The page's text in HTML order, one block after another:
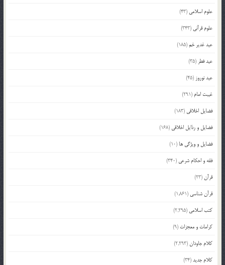
علوم اسلامی (43)
علوم قرآنی (343)
عید غدیر خم(185)
عید فطر (35)
عید نوروز (45)
غیبت امام (291)
فضایل اخلاقی (183)
فضایل و رذایل اخلاقی (168)
فضایل و ویژگی ها (10)
فقه و احکام شرعی (340)
قرآن(23)
قرآن شناسی (1,861)
کتب اسلامی (2,295)
کرامات و معجزات (9)
کلام جاودان(2,293)
کلام جدید(34)